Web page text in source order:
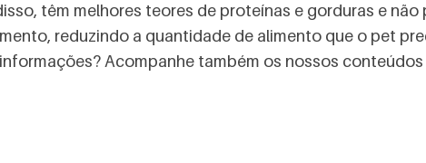
têm melhores teores de proteínas e gorduras e não
reduzindo a quantidade de alimento que o pet
Acompanhe também os nossos conteúdos